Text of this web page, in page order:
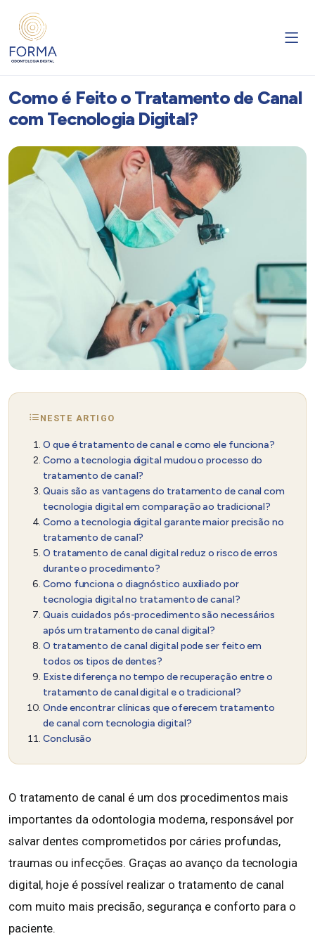
Como é Feito o Tratamento de Canal
com Tecnologia Digital?
NESTE ARTIGO
O que é tratamento de canal e como ele funciona?
Como a tecnologia digital mudou o processo do
tratamento de canal?
Quais são as vantagens do tratamento de canal com
tecnologia digital em comparação ao tradicional?
Como a tecnologia digital garante maior precisão no
tratamento de canal?
O tratamento de canal digital reduz o risco de erros
durante o procedimento?
Como funciona o diagnóstico auxiliado por
tecnologia digital no tratamento de canal?
Quais cuidados pós-procedimento são necessários
após um tratamento de canal digital?
O tratamento de canal digital pode ser feito em
todos os tipos de dentes?
Existe diferença no tempo de recuperação entre o
tratamento de canal digital e o tradicional?
Onde encontrar clínicas que oferecem tratamento
de canal com tecnologia digital?
Conclusão
O tratamento de canal é um dos procedimentos mais
importantes da odontologia moderna, responsável por
salvar dentes comprometidos por cáries profundas,
traumas ou infecções. Graças ao avanço da tecnologia
digital, hoje é possível realizar o tratamento de canal
com muito mais precisão, segurança e conforto para o
paciente.